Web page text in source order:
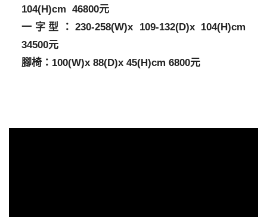
104(H)cm 46800元
一字型：230-258(W)x 109-132(D)x 104(H)cm
34500元
腳椅：100(W)x 88(D)x 45(H)cm 6800元